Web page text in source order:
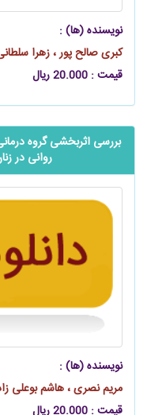
نویسنده (ها) :
کبری صالح پور ، زهرا
قیمت : 20.000 ریال
بررسی اثربخشی گروه
روانی در
نویسنده (ها) :
مریم نصری ، هاشم بوعلی